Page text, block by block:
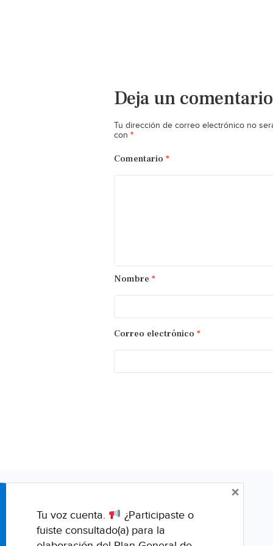
Deja un comentario
Tu dirección de correo electrónico no
con *
Comentario *
Nombre *
Correo electrónico *
Tu voz cuenta.
¿Participaste o
fuiste consultado(a) para la
×